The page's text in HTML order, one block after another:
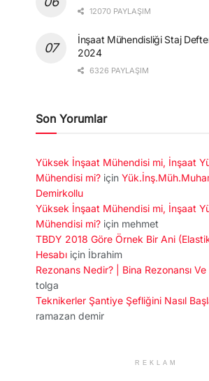
12070 PAYLAŞIM
İnşaat Mühendisliği Staj
2024
6326 PAYLAŞIM
Son Yorumlar
Yüksek İnşaat Mühendisi mi, İnşaat
Mühendisi mi? için
Demirkollu
Yüksek İnşaat Mühendisi mi, İnşaat
Mühendisi mi? için mehmet
TBDY 2018 Göre Örnek Bir Ani
Hesabı için İbrahim
Rezonans Nedir? | Bina Rezonansı
tolga
Teknikerler Şantiye Şefliğini Nasıl
ramazan demir
REKLAM